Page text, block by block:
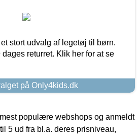
stort udvalg af legetøj til børn.
returret. Klik her for at se
på Only4kids.dk
populære webshops og anmeldt
5 ud fra bl.a. deres prisniveau,